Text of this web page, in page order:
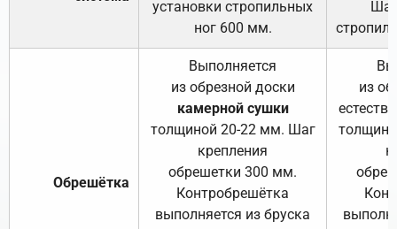
установки стропильных
ног 600 мм.
Обрешётка
Выполняется
из обрезной доски
камерной сушки
толщиной 20-22 мм. Шаг
крепления
обрешетки 300 мм.
Контробрешётка
выполняется из бруска
из